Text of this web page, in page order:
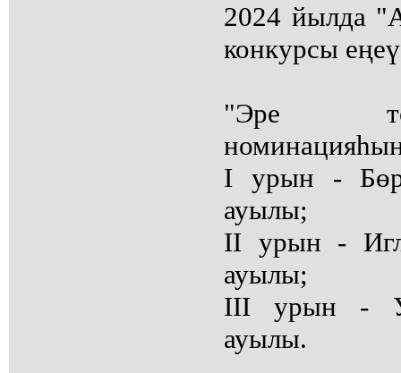
2024 йылда
конкурсы
"Эре
I урын -
ауылы;
II урын -
ауылы;
III урын -
ауылы.